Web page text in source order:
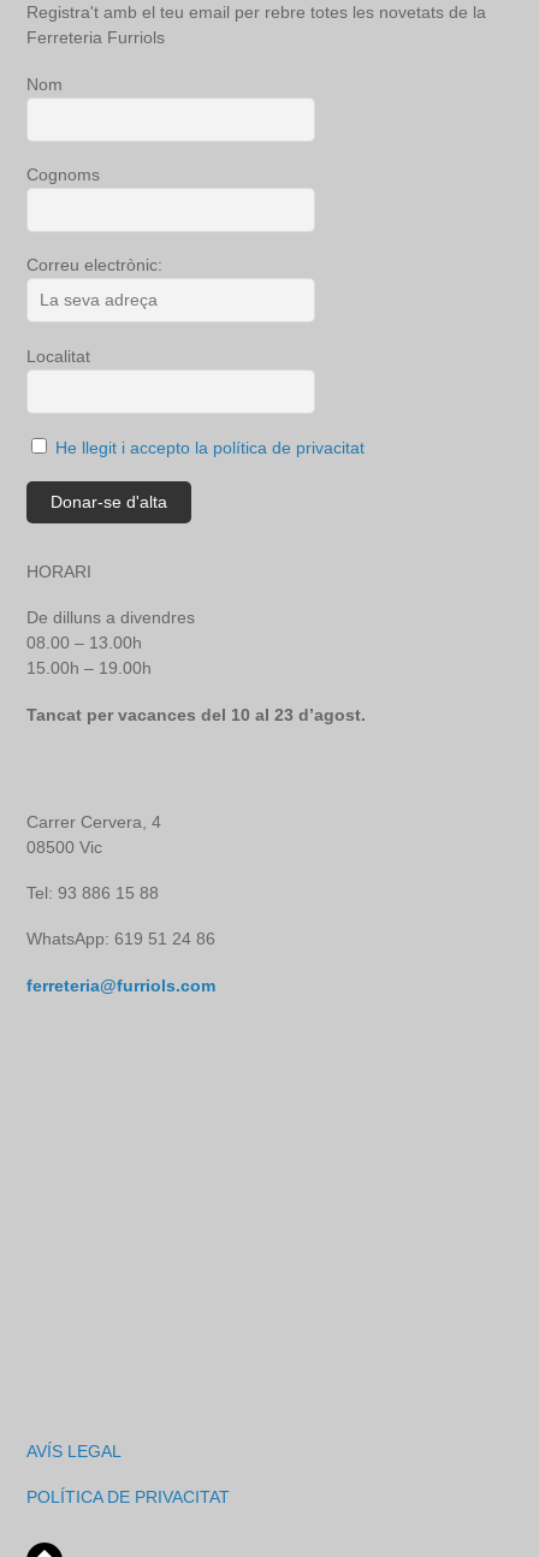
Registra't amb el teu email per rebre totes les novetats de la
Ferreteria Furriols
Nom
Cognoms
Correu electrònic:
Localitat
He llegit i accepto la política de privacitat
HORARI
De dilluns a divendres
08.00 – 13.00h
15.00h – 19.00h
Tancat per vacances del 10 al 23 d’agost.
Carrer Cervera, 4
08500 Vic
Tel: 93 886 15 88
WhatsApp: 619 51 24 86
ferreteria@furriols.com
AVÍS LEGAL
POLÍTICA DE PRIVACITAT